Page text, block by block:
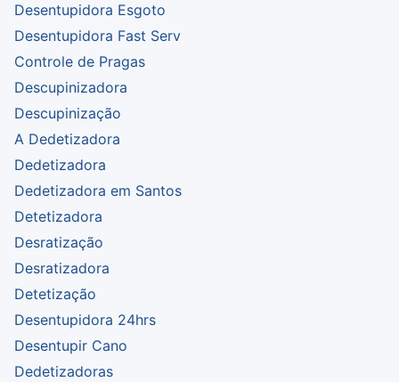
Desentupidora Esgoto
Desentupidora Fast Serv
Controle de Pragas
Descupinizadora
Descupinização
A Dedetizadora
Dedetizadora
Dedetizadora em Santos
Detetizadora
Desratização
Desratizadora
Detetização
Desentupidora 24hrs
Desentupir Cano
Dedetizadoras